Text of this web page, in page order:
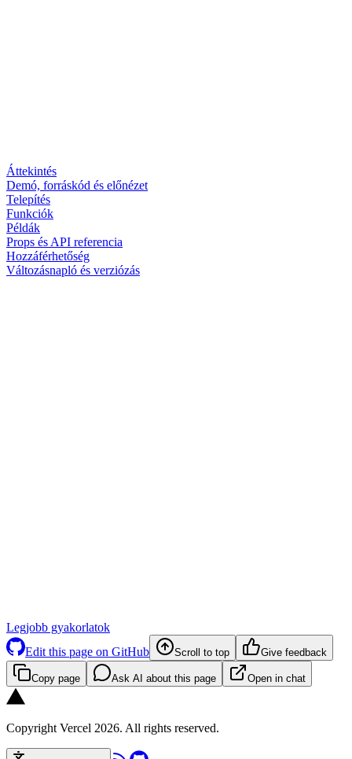
Áttekintés
Demó, forráskód és előnézet
Telepítés
Funkciók
Példák
Props és API referencia
Hozzáférhetőség
Változásnapló és verziózás
Legjobb gyakorlatok
Edit this page on GitHub
Scroll to top Give feedback
Copy page Ask AI about this page Open in chat
Copyright Vercel 2026. All rights reserved.